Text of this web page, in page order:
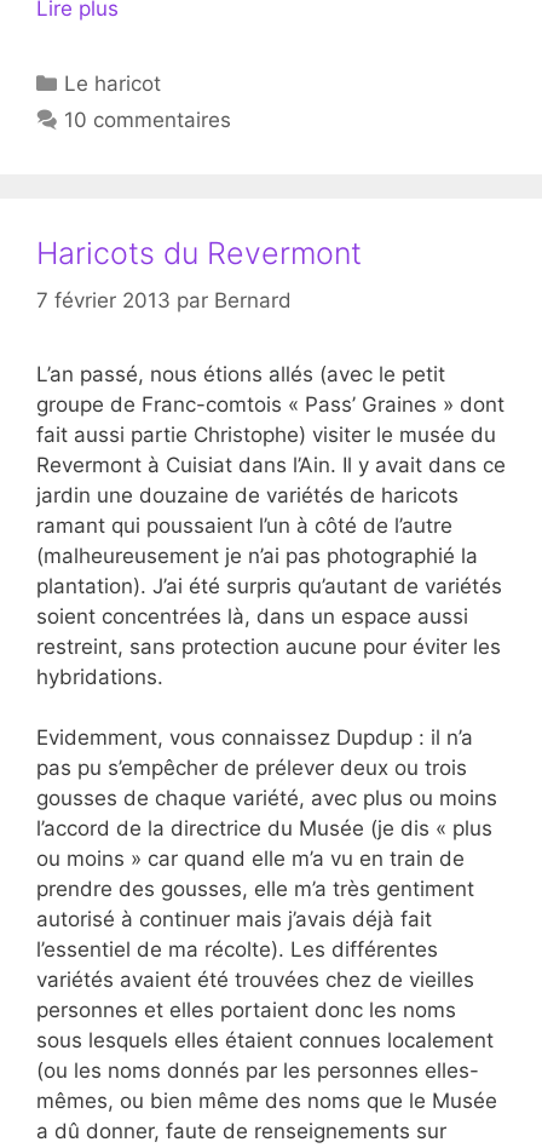
Lire plus
Catégories
Le haricot
10 commentaires
Haricots du Revermont
7 février 2013 par Bernard
L’an passé, nous étions allés (avec le petit
groupe de Franc-comtois « Pass’ Graines » dont
fait aussi partie Christophe) visiter le musée du
Revermont à Cuisiat dans l’Ain. Il y avait dans ce
jardin une douzaine de variétés de haricots
ramant qui poussaient l’un à côté de l’autre
(malheureusement je n’ai pas photographié la
plantation). J’ai été surpris qu’autant de variétés
soient concentrées là, dans un espace aussi
restreint, sans protection aucune pour éviter les
hybridations.
Evidemment, vous connaissez Dupdup : il n’a
pas pu s’empêcher de prélever deux ou trois
gousses de chaque variété, avec plus ou moins
l’accord de la directrice du Musée (je dis « plus
ou moins » car quand elle m’a vu en train de
prendre des gousses, elle m’a très gentiment
autorisé à continuer mais j’avais déjà fait
l’essentiel de ma récolte). Les différentes
variétés avaient été trouvées chez de vieilles
personnes et elles portaient donc les noms
sous lesquels elles étaient connues localement
(ou les noms donnés par les personnes elles-
mêmes, ou bien même des noms que le Musée
a dû donner, faute de renseignements sur